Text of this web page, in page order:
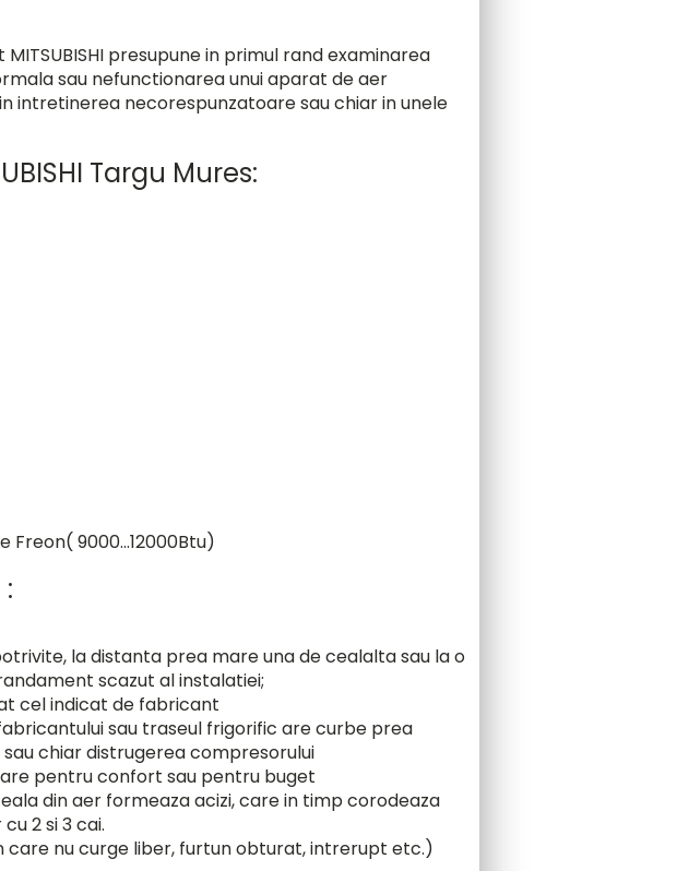
presupune in primul rand examinarea
sau nefunctionarea unui aparat de aer
intretinerea necorespunzatoare sau chiar in unele
Targu Mures:
Freon( 9000…12000Btu)
la distanta prea mare una de cealalta sau la o
scazut al instalatiei;
cel indicat de fabricant
sau traseul frigorific are curbe prea
chiar distrugerea compresorului
pentru confort sau pentru buget
din aer formeaza acizi, care in timp corodeaza
2 si 3 cai.
nu curge liber, furtun obturat, intrerupt etc.)